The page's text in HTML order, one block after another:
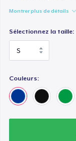
Montrer plus de détails
Sélectionnez la taille:
Couleurs: